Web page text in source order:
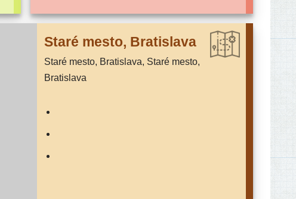
Staré mes­to, Bratislava
Staré mes­to, Bratislava, Staré mes­to,
Bratislava